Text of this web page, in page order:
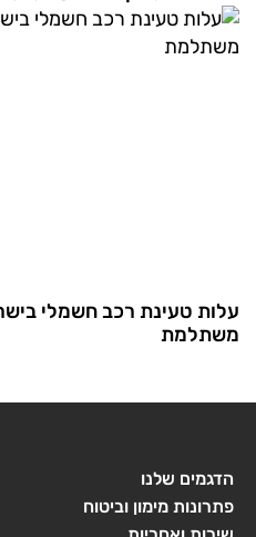
עלות טעינת רכב חשמלי
משתלמת
הדגמים שלנו
פתרונות מימון וביטוח